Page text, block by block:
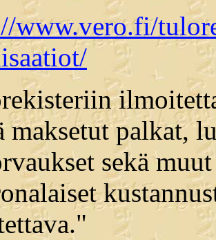
www.vero.fi/
maksetut palkat,
sekä